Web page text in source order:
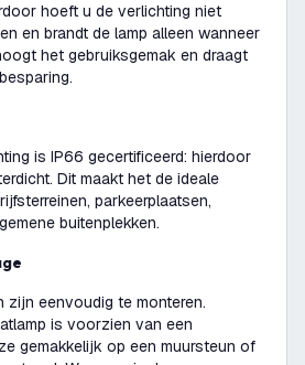
hoeft u de verlichting niet
en brandt de lamp alleen wanneer
het gebruiksgemak en draagt
is IP66 gecertificeerd: hierdoor
Dit maakt het de ideale
parkeerplaatsen,
buitenplekken.
zijn eenvoudig te monteren.
is voorzien van een
gemakkelijk op een muursteun of